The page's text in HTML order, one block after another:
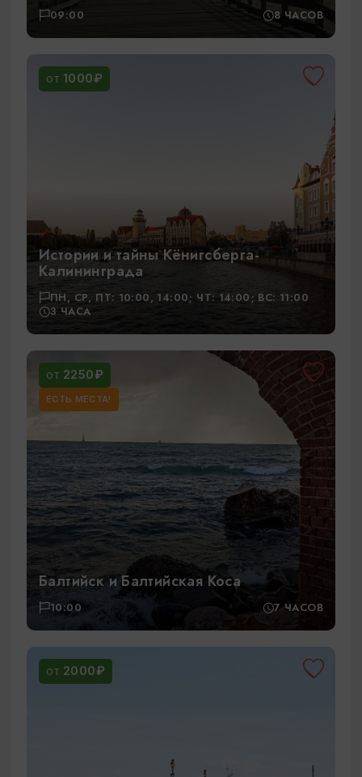
09:00 8 ЧАСОВ
ОТ 1000₽
Истории и тайны Кёнигсберга-
Калининграда
ПН, СР, ПТ: 10:00, 14:00; ЧТ: 14:00; ВС: 11:00
3 ЧАСА
ОТ 2250₽
ЕСТЬ МЕСТА!
Балтийск и Балтийская Коса
10:00 7 ЧАСОВ
ОТ 2000₽